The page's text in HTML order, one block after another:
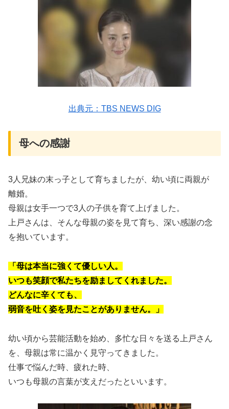
出典元：TBS NEWS DIG
母への感謝
3人兄妹の末っ子として育ちましたが、幼い頃に両親が
離婚。
母親は女手一つで3人の子供を育て上げました。
上戸さんは、そんな母親の姿を見て育ち、深い感謝の念
を抱いています。
「母は本当に強くて優しい人。
いつも笑顔で私たちを励ましてくれました。
どんなに辛くても、
弱音を吐く姿を見たことがありません。」
幼い頃から芸能活動を始め、多忙な日々を送る上戸さん
を、母親は常に温かく見守ってきました。
仕事で悩んだ時、疲れた時、
いつも母親の言葉が支えだったといいます。